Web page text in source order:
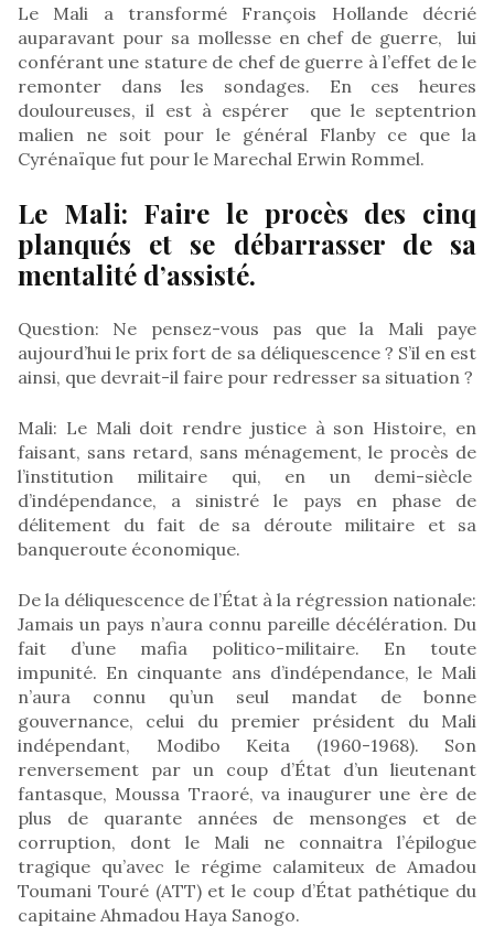
Le Mali a transformé François Hollande décrié
auparavant pour sa mollesse en chef de guerre, lui
conférant une stature de chef de guerre à l’effet de le
remonter dans les sondages. En ces heures
douloureuses, il est à espérer que le septentrion
malien ne soit pour le général Flanby ce que la
Cyrénaïque fut pour le Marechal Erwin Rommel.
Le Mali: Faire le procès des cinq
planqués et se débarrasser de sa
mentalité d’assisté.
Question: Ne pensez-vous pas que la Mali paye
aujourd’hui le prix fort de sa déliquescence ? S’il en est
ainsi, que devrait-il faire pour redresser sa situation ?
Mali: Le Mali doit rendre justice à son Histoire, en
faisant, sans retard, sans ménagement, le procès de
l’institution militaire qui, en un demi-siècle
d’indépendance, a sinistré le pays en phase de
délitement du fait de sa déroute militaire et sa
banqueroute économique.
De la déliquescence de l’État à la régression nationale:
Jamais un pays n’aura connu pareille décélération. Du
fait d’une mafia politico-militaire. En toute
impunité. En cinquante ans d’indépendance, le Mali
n’aura connu qu’un seul mandat de bonne
gouvernance, celui du premier président du Mali
indépendant, Modibo Keita (1960-1968). Son
renversement par un coup d’État d’un lieutenant
fantasque, Moussa Traoré, va inaugurer une ère de
plus de quarante années de mensonges et de
corruption, dont le Mali ne connaitra l’épilogue
tragique qu’avec le régime calamiteux de Amadou
Toumani Touré (ATT) et le coup d’État pathétique du
capitaine Ahmadou Haya Sanogo.